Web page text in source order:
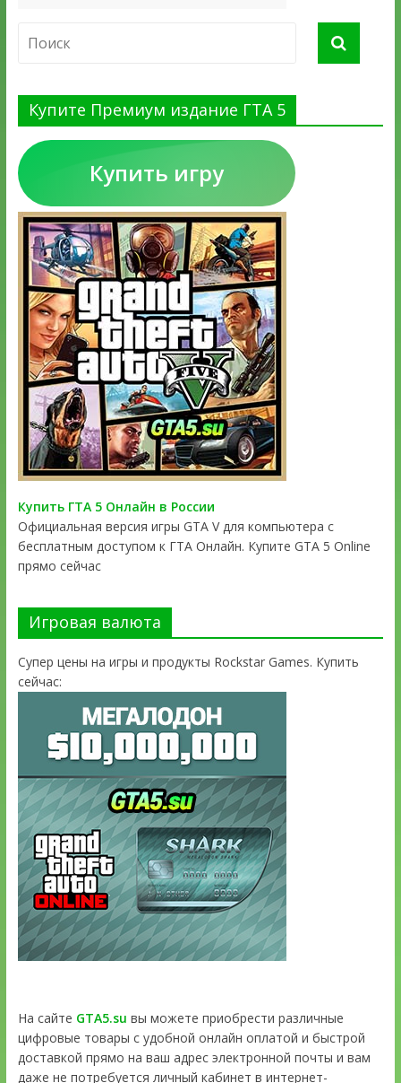
Купите Премиум издание ГТА 5
Купить игру
Купить ГТА 5 Онлайн в России
Официальная версия игры GTA V для компьютера с
бесплатным доступом к ГТА Онлайн. Купите GTA 5 Online
прямо сейчас
Игровая валюта
Супер цены на игры и продукты Rockstar Games. Купить
сейчас:
На сайте GTA5.su вы можете приобрести различные
цифровые товары с удобной онлайн оплатой и быстрой
доставкой прямо на ваш адрес электронной почты и вам
даже не потребуется личный кабинет в интернет-